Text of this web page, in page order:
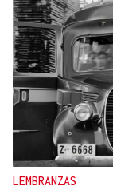
LEMBRANZAS